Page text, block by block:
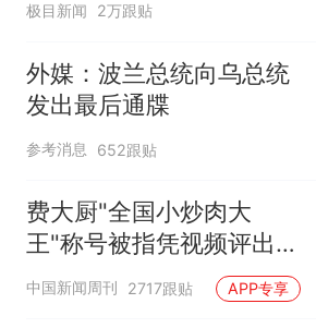
极目新闻 2万跟贴
外媒：波兰总统向乌总统
发出最后通牒
参考消息 652跟贴
费大厨"全国小炒肉大
王"称号被指凭视频评出
官方回应
中国新闻周刊 2717跟贴 APP专享